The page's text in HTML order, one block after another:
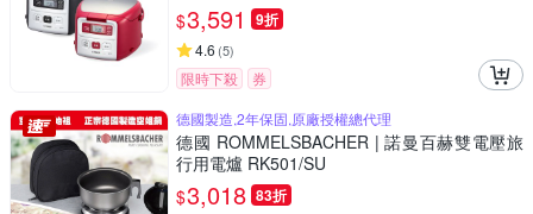
$3,591 9折
4.6 (5)
限時下殺
券
德國製造,2年保固,原廠授權總代理
德國 ROMMELSBACHER | 諾曼百赫雙電壓旅
行用電爐 RK501/SU
$3,018 83折